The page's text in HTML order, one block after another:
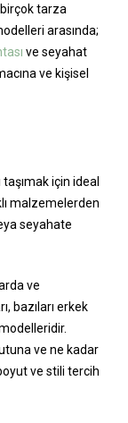
tarza
arasında;
ve seyahat
ve kişisel
taşımak için ideal
malzemelerden
seyahate
ve
bazıları erkek
ve ne kadar
ve stili tercih